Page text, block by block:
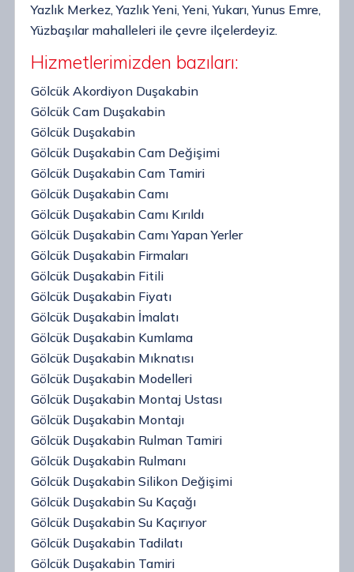
Yazlık Merkez, Yazlık Yeni, Yeni, Yukarı, Yunus Emre,
Yüzbaşılar mahalleleri ile çevre ilçelerdeyiz.
Hizmetlerimizden bazıları:
Gölcük Akordiyon Duşakabin
Gölcük Cam Duşakabin
Gölcük Duşakabin
Gölcük Duşakabin Cam Değişimi
Gölcük Duşakabin Cam Tamiri
Gölcük Duşakabin Camı
Gölcük Duşakabin Camı Kırıldı
Gölcük Duşakabin Camı Yapan Yerler
Gölcük Duşakabin Firmaları
Gölcük Duşakabin Fitili
Gölcük Duşakabin Fiyatı
Gölcük Duşakabin İmalatı
Gölcük Duşakabin Kumlama
Gölcük Duşakabin Mıknatısı
Gölcük Duşakabin Modelleri
Gölcük Duşakabin Montaj Ustası
Gölcük Duşakabin Montajı
Gölcük Duşakabin Rulman Tamiri
Gölcük Duşakabin Rulmanı
Gölcük Duşakabin Silikon Değişimi
Gölcük Duşakabin Su Kaçağı
Gölcük Duşakabin Su Kaçırıyor
Gölcük Duşakabin Tadilatı
Gölcük Duşakabin Tamiri